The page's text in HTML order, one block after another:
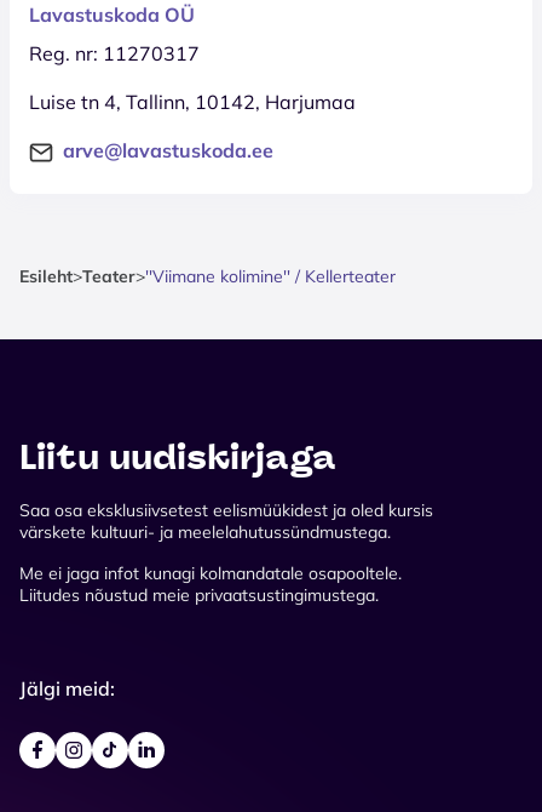
Lavastuskoda OÜ
Reg. nr: 11270317
Luise tn 4, Tallinn, 10142, Harjumaa
arve@lavastuskoda.ee
Esileht>Teater>''Viimane kolimine'' / Kellerteater
Liitu uudiskirjaga
Saa osa eksklusiivsetest eelismüükidest ja oled kursis
värskete kultuuri- ja meelelahutussündmustega.
Me ei jaga infot kunagi kolmandatale osapooltele.
Liitudes nõustud meie privaatsustingimustega.
Jälgi meid: